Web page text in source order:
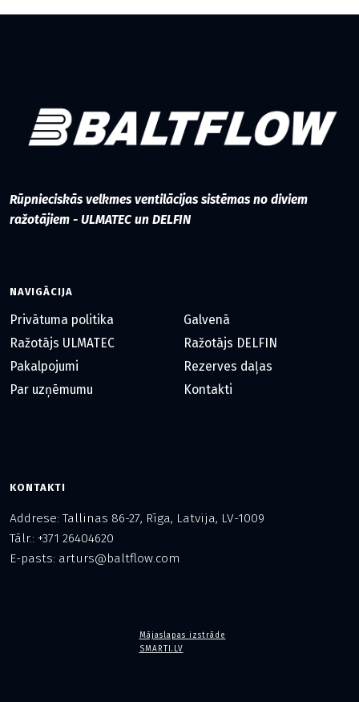
Rūpnieciskās velkmes ventilācijas sistēmas no diviem
ražotājiem - ULMATEC un DELFIN
NAVIGĀCIJA
Privātuma politika
Galvenā
Ražotājs ULMATEC
Ražotājs DELFIN
Pakalpojumi
Rezerves daļas
Par uzņēmumu
Kontakti
KONTAKTI
Addrese: Tallinas 86-27, Rīga, Latvija, LV-1009
Tālr.: +371 26404620
E-pasts: arturs@baltflow.com
Mājaslapas izstrāde
SMARTI.LV